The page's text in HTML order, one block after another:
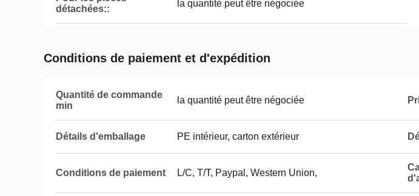
détachées::
la quantité peut être négociée
Conditions de paiement et d'expédition
Quantité de commande
min
la quantité peut être négociée
Détails d'emballage PE intérieur, carton extérieur
Conditions de paiement L/C, T/T, Paypal, Western Union,